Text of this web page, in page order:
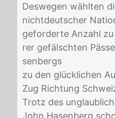
Des­we­gen wähl­ten
nicht­deut­scher
ge­for­der­te An­zahl
rer ge­fälsch­ten
sen­bergs
zu den glück­li­chen
Zug Rich­tung
Trotz des
John Ha­sen­berg